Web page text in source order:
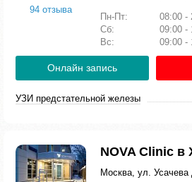
94 отзыва
Пн-Пт:
08:00 -
Сб:
09:00 -
Вс:
09:00 -
Онлайн запись
УЗИ предстательной железы
NOVA Clinic в
Москва, ул. Усачева